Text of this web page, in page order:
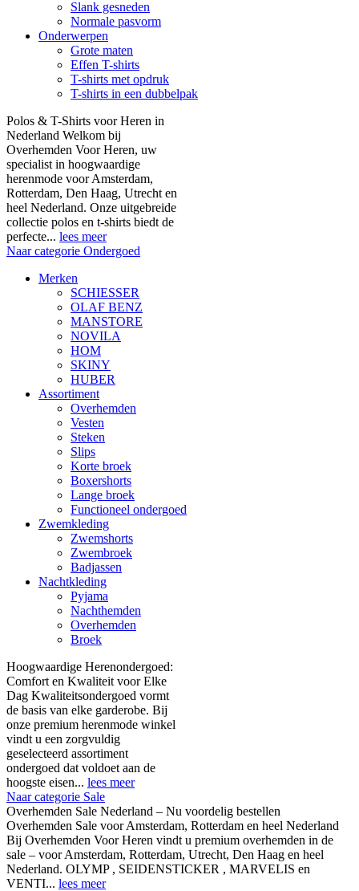
Slank gesneden
Normale pasvorm
Onderwerpen
Grote maten
Effen T-shirts
T-shirts met opdruk
T-shirts in een dubbelpak
Polos & T-Shirts voor Heren in
Nederland Welkom bij
Overhemden Voor Heren, uw
specialist in hoogwaardige
herenmode voor Amsterdam,
Rotterdam, Den Haag, Utrecht en
heel Nederland. Onze uitgebreide
collectie polos en t-shirts biedt de
perfecte... lees meer
Naar categorie Ondergoed
Merken
SCHIESSER
OLAF BENZ
MANSTORE
NOVILA
HOM
SKINY
HUBER
Assortiment
Overhemden
Vesten
Steken
Slips
Korte broek
Boxershorts
Lange broek
Functioneel ondergoed
Zwemkleding
Zwemshorts
Zwembroek
Badjassen
Nachtkleding
Pyjama
Nachthemden
Overhemden
Broek
Hoogwaardige Herenondergoed:
Comfort en Kwaliteit voor Elke
Dag Kwaliteitsondergoed vormt
de basis van elke garderobe. Bij
onze premium herenmode winkel
vindt u een zorgvuldig
geselecteerd assortiment
ondergoed dat voldoet aan de
hoogste eisen... lees meer
Naar categorie Sale
Overhemden Sale Nederland – Nu voordelig bestellen
Overhemden Sale voor Amsterdam, Rotterdam en heel Nederland
Bij Overhemden Voor Heren vindt u premium overhemden in de
sale – voor Amsterdam, Rotterdam, Utrecht, Den Haag en heel
Nederland. OLYMP , SEIDENSTICKER , MARVELIS en
VENTI... lees meer